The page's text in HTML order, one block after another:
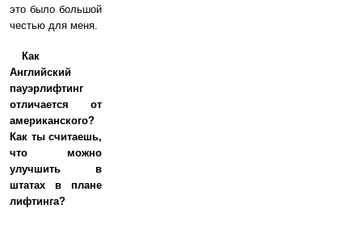
это было большой
честью для меня.
Как
Английский
пауэрлифтинг
отличается от
американского?
Как ты считаешь,
что можно
улучшить в
штатах в плане
лифтинга?